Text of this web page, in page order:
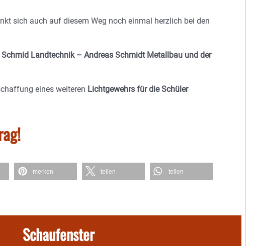
sich auch auf diesem Weg noch einmal herzlich bei den
Landtechnik – Andreas Schmidt Metallbau und der
eines weiteren Lichtgewehrs für die Schüler
merken teilen teilen
Schaufenster